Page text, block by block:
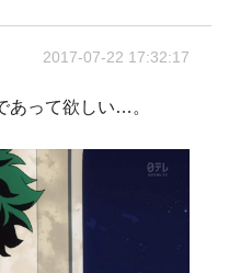
2017-07-22 17:32:17
あって欲しい…。